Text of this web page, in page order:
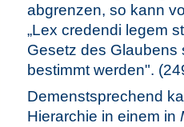
abgrenzen, so kann
„Lex credendi legem
Gesetz des Glaubens
bestimmt werden".
Demenstsprechend
Hierarchie in einem in